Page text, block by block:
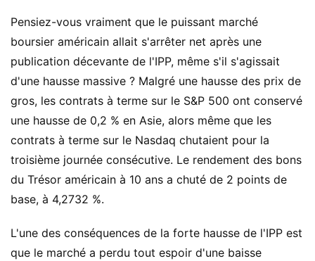
Pensiez-vous vraiment que le puissant marché
boursier américain allait s'arrêter net après une
publication décevante de l'IPP, même s'il s'agissait
d'une hausse massive ? Malgré une hausse des prix de
gros, les contrats à terme sur le S&P 500 ont conservé
une hausse de 0,2 % en Asie, alors même que les
contrats à terme sur le Nasdaq chutaient pour la
troisième journée consécutive. Le rendement des bons
du Trésor américain à 10 ans a chuté de 2 points de
base, à 4,2732 %.
L'une des conséquences de la forte hausse de l'IPP est
que le marché a perdu tout espoir d'une baisse